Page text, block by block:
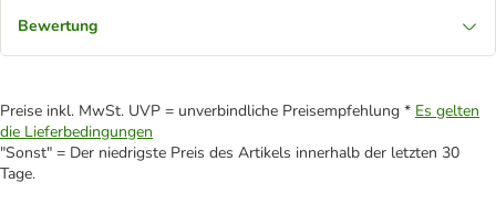
Bewertung
Preise inkl. MwSt. UVP = unverbindliche Preisempfehlung * Es gelten
die Lieferbedingungen
"Sonst" = Der niedrigste Preis des Artikels innerhalb der letzten 30
Tage.